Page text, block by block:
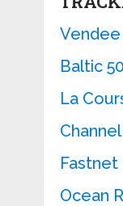
Baltic
La
Fastnet
Ocean